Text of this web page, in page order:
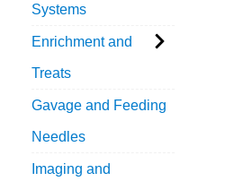
Systems
Enrichment and
Treats
Gavage and Feeding
Needles
Imaging and